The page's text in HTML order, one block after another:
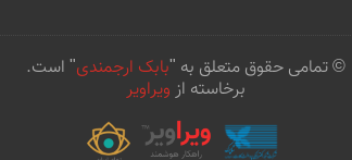
© تمامی حقوق متعلق به "بابک ارجمندی" است.
برخاسته از ویراویر